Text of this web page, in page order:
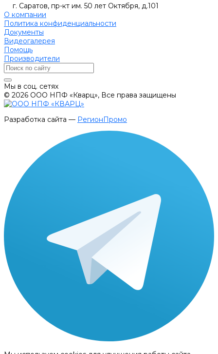
г. Саратов, пр-кт им. 50 лет Октября, д.101
О компании
Политика конфиденциальности
Документы
Видеогалерея
Помощь
Производители
Мы в соц. сетях
© 2026 ООО НПФ «Кварц», Все права защищены
Разработка сайта — РегионПромо